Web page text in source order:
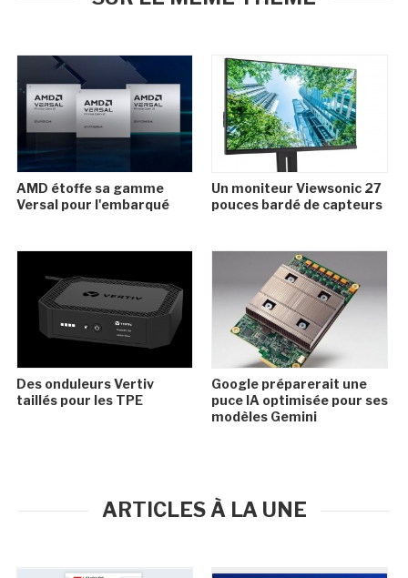
AMD étoffe sa gamme
Versal pour l'embarqué
Un moniteur Viewsonic 27
pouces bardé de capteurs
Des onduleurs Vertiv
taillés pour les TPE
Google préparerait une
puce IA optimisée pour ses
modèles Gemini
ARTICLES À LA UNE